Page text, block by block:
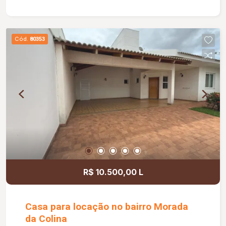
cozinha com armários embutidos, despensa,
banheiro de serviço, edícula e uma agradável área
gourmet, ideal para reunir familiares e amigos. O
acabamento em piso porcelanato garante
praticidade e sofisticação aos ambientes. Uma
excelente oportunidade para quem busca
conforto, espaço e uma localização privilegiada.
Cód. 80353
R$ 10.500,00 L
Casa para locação no bairro Morada
da Colina